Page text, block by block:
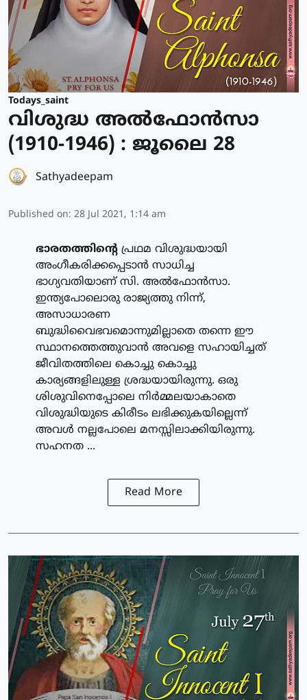
Todays_saint
വിശുദ്ധ അല്‍ഫോന്‍സാ
(1910-1946) : ജൂലൈ 28
Sathyadeepam
Published on: 28 Jul 2021, 1:14 am
ഭാരതത്തിന്റെ പ്രഥമ വിശുദ്ധയായി
അംഗീകരിക്കപ്പെടാന്‍ സാധിച്ച
ഭാഗ്യവതിയാണ് സി. അല്‍ഫോന്‍സാ.
ഇന്ത്യപോലൊരു രാജ്യത്തു നിന്ന്,
അസാധാരണ
ബുദ്ധിവൈഭവമൊന്നുമില്ലാതെ തന്നെ ഈ
സ്ഥാനത്തെത്തുവാന്‍ അവളെ സഹായിച്ചത്
ജീവിതത്തിലെ കൊച്ചു കൊച്ചു
കാര്യങ്ങളിലുള്ള ശ്രദ്ധയായിരുന്നു. ഒരു
ശിശുവിനെപ്പോലെ നിര്‍മ്മലയാകാതെ
വിശുദ്ധിയുടെ കിരീടം ലഭിക്കുകയില്ലെന്ന്
അവള്‍ നല്ലപോലെ മനസ്സിലാക്കിയിരുന്നു.
സഹനത ...
Read More